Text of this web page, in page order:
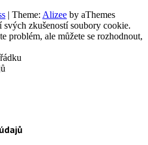
| Theme: Alizee by aThemes
zkušeností soubory cookie.
problém, ale můžete se rozhodnout,